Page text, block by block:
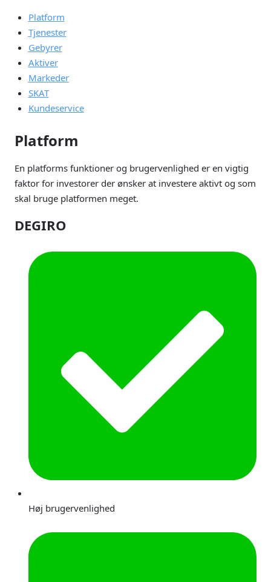
Platform
Tjenester
Gebyrer
Aktiver
Markeder
SKAT
Kundeservice
Platform
En platforms funktioner og brugervenlighed er en vigtig
faktor for investorer der ønsker at investere aktivt og som
skal bruge platformen meget.
DEGIRO
Høj brugervenlighed